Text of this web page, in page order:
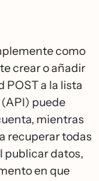
como
crear o añadir
POST a la lista
puede
mientras
recuperar todas
publicar datos,
en que